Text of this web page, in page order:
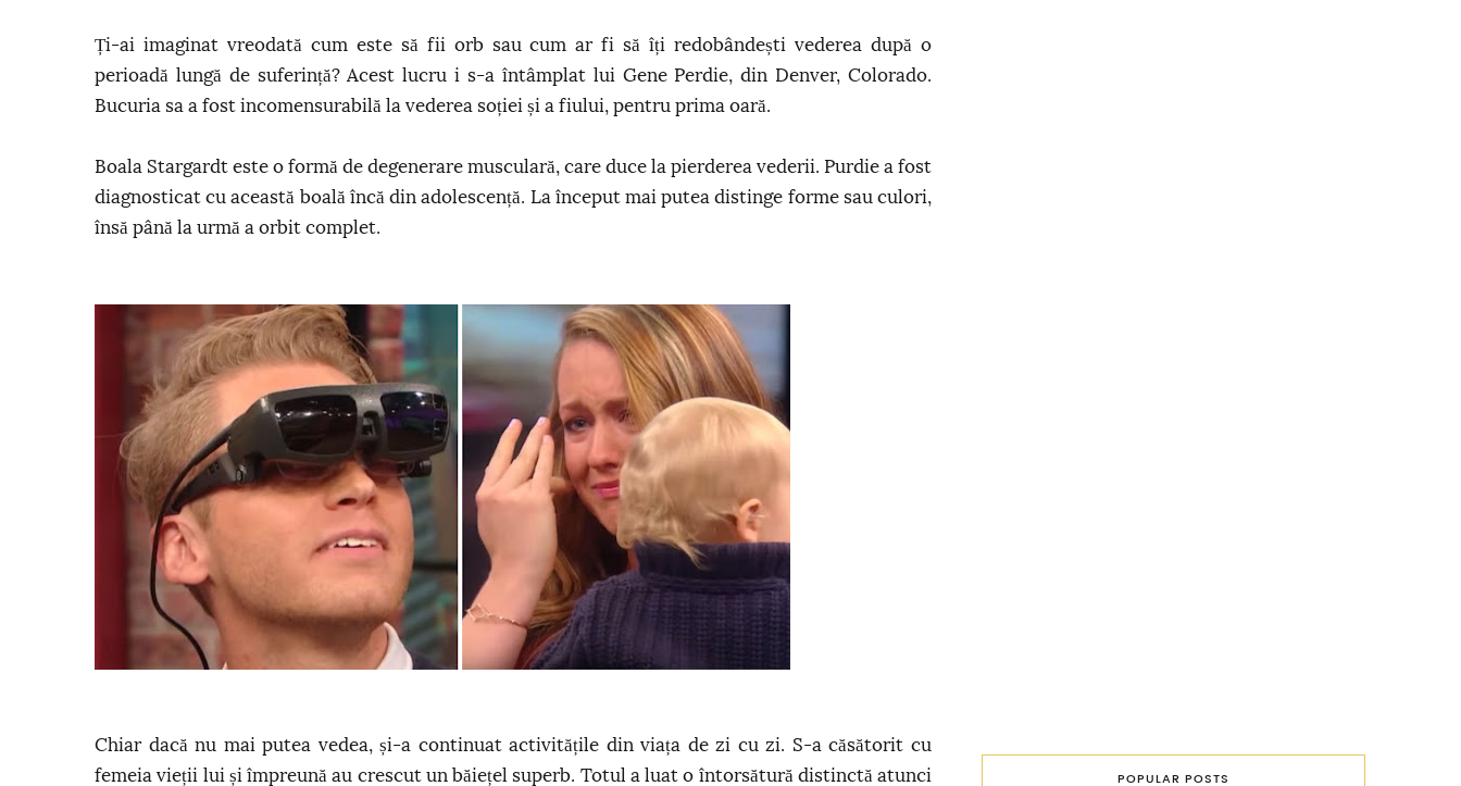
Ți-ai imaginat vreodată cum este să fii orb sau cum ar fi să îți redobândești vederea după o
perioadă lungă de suferință? Acest lucru i s-a întâmplat lui Gene Perdie, din Denver, Colorado.
Bucuria sa a fost incomensurabilă la vederea soției și a fiului, pentru prima oară.
Boala Stargardt este o formă de degenerare musculară, care duce la pierderea vederii. Purdie a fost
diagnosticat cu această boală încă din adolescență. La început mai putea distinge forme sau culori,
însă până la urmă a orbit complet.
Chiar dacă nu mai putea vedea, și-a continuat activitățile din viața de zi cu zi. S-a căsătorit cu
femeia vieții lui și împreună au crescut un băiețel superb. Totul a luat o întorsătură distinctă atunci
POPULAR POSTS